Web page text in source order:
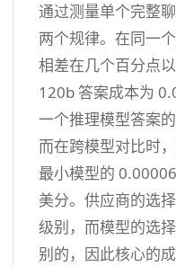
通过测量单个完整
两个规律。在同一
相差在几个百分点
120b 答案成本为
一个推理模型答案
而在跨模型对比时
最小模型的
美分。供应商的选
级别，而模型的选
别的，因此核心的